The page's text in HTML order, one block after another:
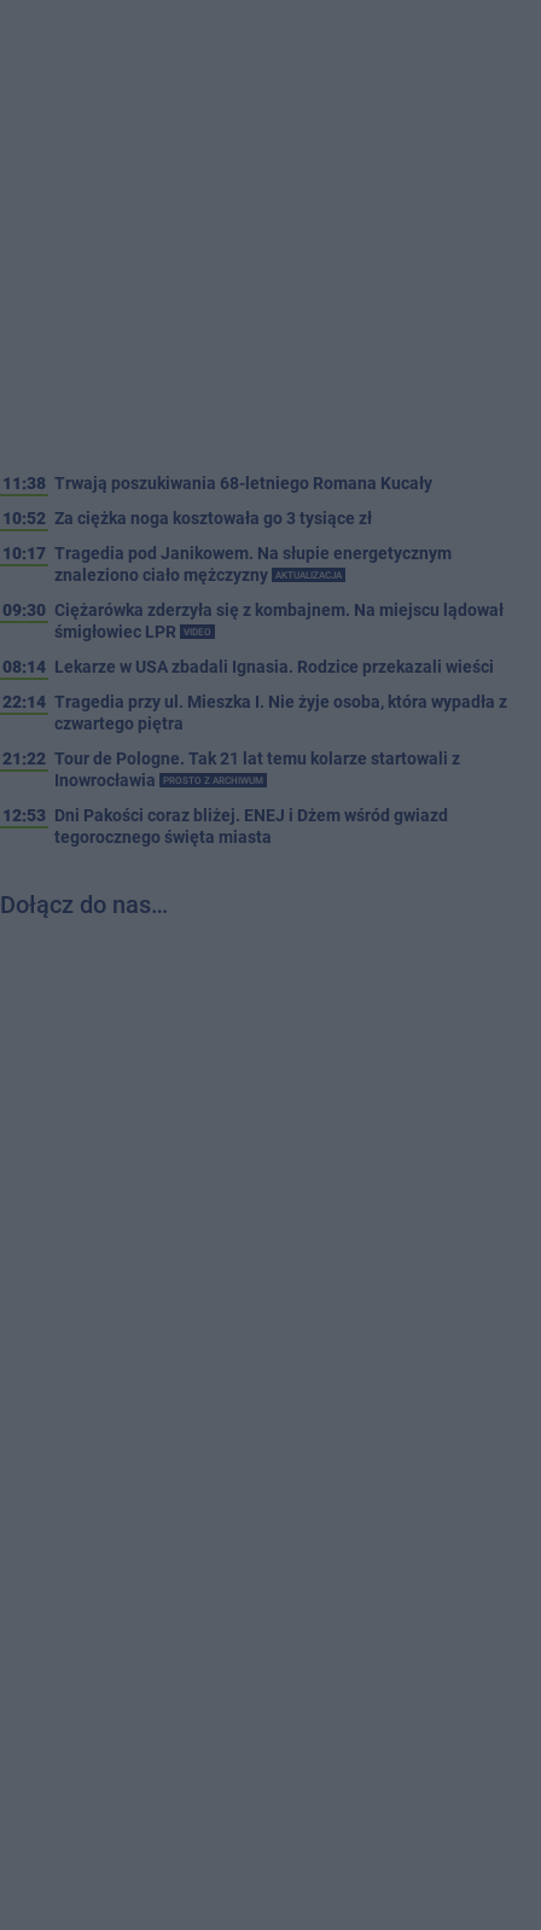
11:38 Trwają poszukiwania 68-letniego Romana Kucały
10:52 Za ciężka noga kosztowała go 3 tysiące zł
10:17 Tragedia pod Janikowem. Na słupie energetycznym
znaleziono ciało mężczyzny
AKTUALIZACJA
09:30 Ciężarówka zderzyła się z kombajnem. Na miejscu lądował
śmigłowiec LPR
VIDEO
08:14 Lekarze w USA zbadali Ignasia. Rodzice przekazali wieści
22:14 Tragedia przy ul. Mieszka I. Nie żyje osoba, która wypadła z
czwartego piętra
21:22 Tour de Pologne. Tak 21 lat temu kolarze startowali z
Inowrocławia
PROSTO Z ARCHIWUM
12:53 Dni Pakości coraz bliżej. ENEJ i Dżem wśród gwiazd
tegorocznego święta miasta
Dołącz do nas…